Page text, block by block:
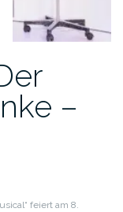
–
feiert am 8.